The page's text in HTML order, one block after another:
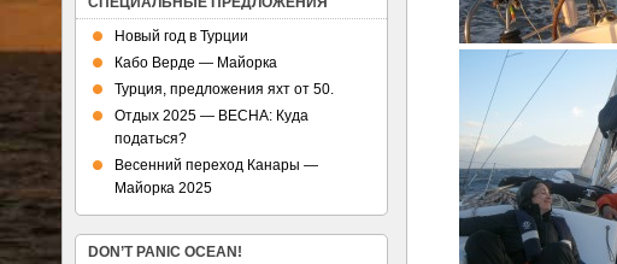
Новый год в Турции
Кабо Верде — Майорка
Турция, предложения яхт от 50.
Отдых 2025 — ВЕСНА: Куда
податься?
Весенний переход Канары —
Майорка 2025
DON’T PANIC OCEAN!